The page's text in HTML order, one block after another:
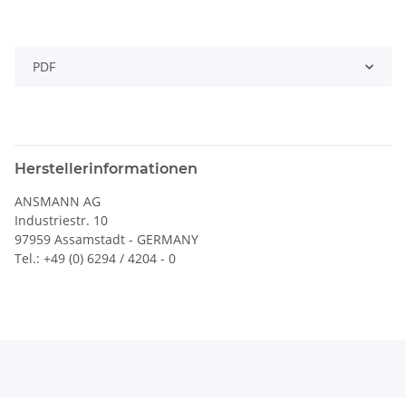
PDF
Herstellerinformationen
ANSMANN AG
Industriestr. 10
97959 Assamstadt - GERMANY
Tel.: +49 (0) 6294 / 4204 - 0